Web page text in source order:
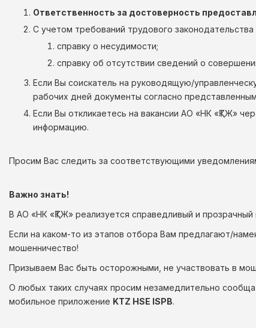
Ответственность за достоверность
С учетом требований трудового
справку о несудимости;
справку об отсутствии сведений о
Если Вы соискатель на руководящую/
рабочих дней документы согласно
Если Вы откликаетесь на вакансии АО «НК «ҚТЖ»
информацию.
Просим Вас следить за соответствующими
Важно знать!
В АО «НК «ҚТЖ» реализуется справедливый и
Если на каком-то из этапов отбора Вам предлагают/
мошенничество!
Призываем Вас быть осторожными, не участвовать в
О любых таких случаях просим незамедлительно
мобильное приложение KTZ HSE ISPB.